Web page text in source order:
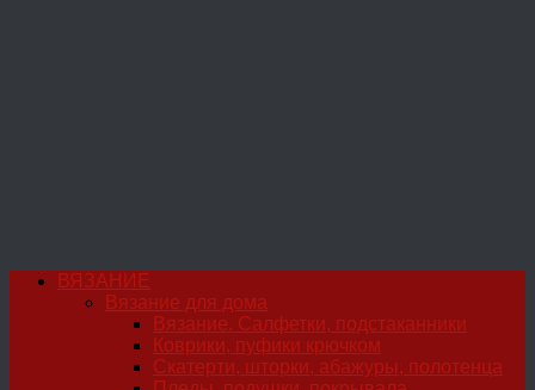
ВЯЗАНИЕ
Вязание для дома
Вязание. Салфетки, подстаканники
Коврики, пуфики крючком
Скатерти, шторки, абажуры, полотенца